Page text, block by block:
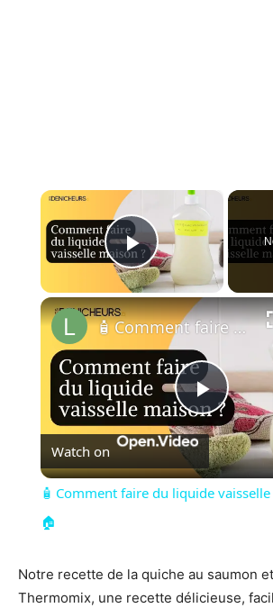
Play Video
Play
Video
🧴 Comment faire du liquide vaisselle à la maison ?🏠
Watch on
🧴 Comment faire du liquide
🏠
Notre recette de la quiche au saumon
Thermomix, une recette délicieuse,